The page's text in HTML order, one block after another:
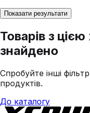
Показати результати
Товарів з
знайдено
Спробуйте інші
продуктів.
До каталогу